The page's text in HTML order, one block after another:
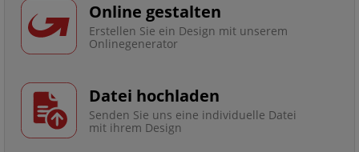
Online gestalten
Erstellen Sie ein Design mit unserem
Onlinegenerator
Datei hochladen
Senden Sie uns eine individuelle Datei
mit ihrem Design